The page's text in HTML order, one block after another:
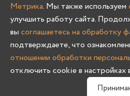
Олмеко ©
Метрика. Мы также используем
улучшить работу сайта.
вы соглашаетесь на обработку
подтверждаете, что
отношении обработки
отключить cookie в настройках